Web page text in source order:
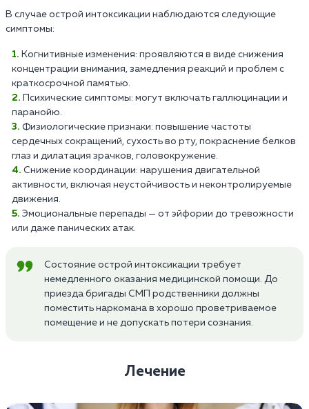
В случае острой интоксикации наблюдаются следующие
симптомы:
Когнитивные изменения: проявляются в виде снижения
концентрации внимания, замедления реакций и проблем с
краткосрочной памятью.
Психические симптомы: могут включать галлюцинации и
паранойю.
Физиологические признаки: повышение частоты
сердечных сокращений, сухость во рту, покраснение белков
глаз и дилатация зрачков, головокружение.
Снижение координации: нарушения двигательной
активности, включая неустойчивость и неконтролируемые
движения.
Эмоциональные перепады — от эйфории до тревожности
или даже панических атак.
Состояние острой интоксикации требует
немедленного оказания медицинской помощи. До
приезда бригады СМП родственники должны
поместить наркомана в хорошо проветриваемое
помещение и не допускать потери сознания.
Лечение